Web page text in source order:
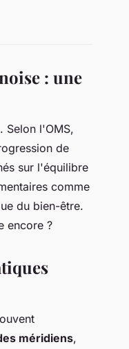
: une
Selon l'OMS,
de
sur l'équilibre
comme
du bien-être.
encore ?
méridiens,